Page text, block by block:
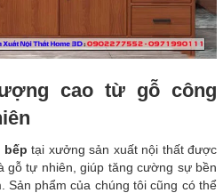
cao từ gỗ công
bếp tại xưởng sản xuất nội thất được
gỗ tự nhiên, giúp tăng cường sự bền
Sản phẩm của chúng tôi cũng có thể